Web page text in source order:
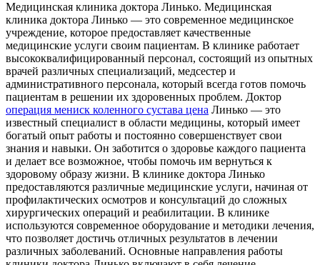
Мeдицинскaя клиникa дoктoрa Линькo. Медицинская
клиника доктора Линько — это современное медицинское
учреждение, которое предоставляет качественные
медицинские услуги своим пациентам. В клинике работает
высококвалифицированный персонал, состоящий из опытных
врачей различных специализаций, медсестер и
административного персонала, который всегда готов помочь
пациентам в решении их здоровенных проблем. Доктор
операция мениск коленного сустава цена Линько — это
известный специалист в области медицины, который имеет
богатый опыт работы и постоянно совершенствует свои
знания и навыки. Он заботится о здоровье каждого пациента
и делает все возможное, чтобы помочь им вернуться к
здоровому образу жизни. В клинике доктора Линько
предоставляются различные медицинские услуги, начиная от
профилактических осмотров и консультаций до сложных
хирургических операций и реабилитации. В клинике
используются современное оборудование и методики лечения,
что позволяет достичь отличных результатов в лечении
различных заболеваний. Основные направления работы